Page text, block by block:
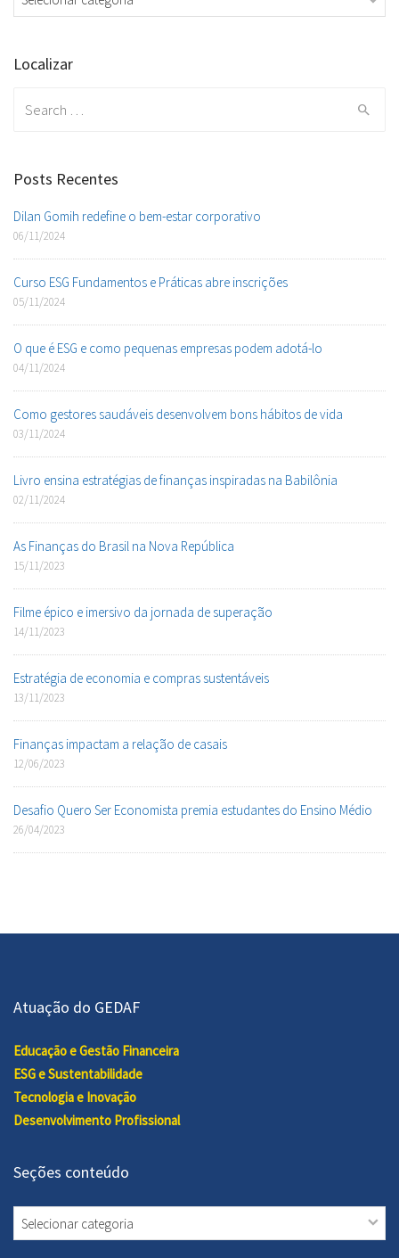
Localizar
Posts Recentes
Dilan Gomih redefine o bem-estar corporativo
06/11/2024
Curso ESG Fundamentos e Práticas abre inscrições
05/11/2024
O que é ESG e como pequenas empresas podem adotá-lo
04/11/2024
Como gestores saudáveis desenvolvem bons hábitos de vida
03/11/2024
Livro ensina estratégias de finanças inspiradas na Babilônia
02/11/2024
As Finanças do Brasil na Nova República
15/11/2023
Filme épico e imersivo da jornada de superação
14/11/2023
Estratégia de economia e compras sustentáveis
13/11/2023
Finanças impactam a relação de casais
12/06/2023
Desafio Quero Ser Economista premia estudantes do Ensino Médio
26/04/2023
Atuação do GEDAF
Educação e Gestão Financeira
ESG e Sustentabilidade
Tecnologia e Inovação
Desenvolvimento Profissional
Seções conteúdo
Seções
conteúdo